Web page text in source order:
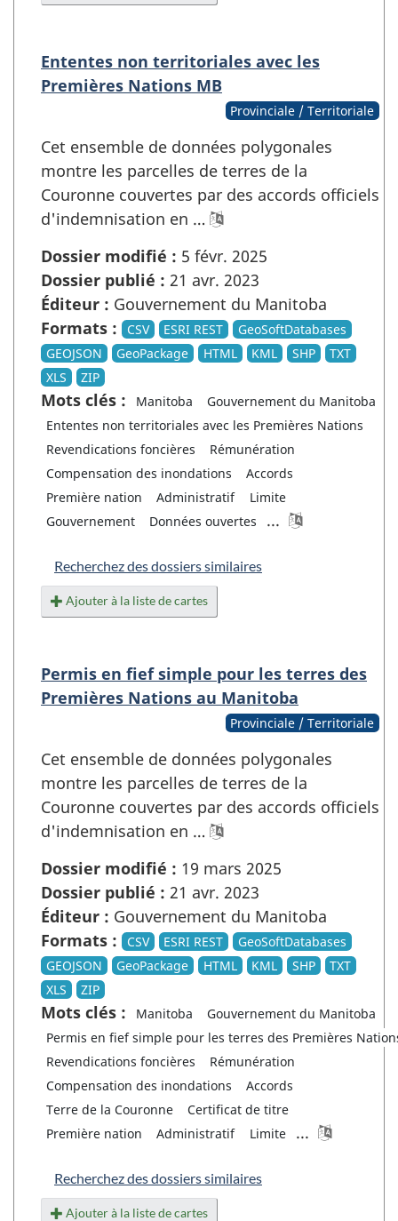
Ententes non territoriales avec les
Premières Nations MB
Provinciale / Territoriale
Cet ensemble de données polygonales
montre les parcelles de terres de la
Couronne couvertes par des accords officiels
d'indemnisation en …
Dossier modifié : 5 févr. 2025
Dossier publié : 21 avr. 2023
Éditeur : Gouvernement du Manitoba
Formats :
CSV ESRI REST
GeoSoftDatabases
GEOJSON
GeoPackage HTML KML SHP
TXT
XLS
ZIP
Mots clés : Manitoba
Gouvernement du Manitoba
Ententes non territoriales avec les Premières Nations
Revendications foncières
Rémunération
Compensation des inondations
Accords
Première nation
Administratif
Limite
Gouvernement
Données ouvertes ...
Recherchez des dossiers similaires
Ajouter à la liste de cartes
Permis en fief simple pour les terres des
Premières Nations au Manitoba
Provinciale / Territoriale
Cet ensemble de données polygonales
montre les parcelles de terres de la
Couronne couvertes par des accords officiels
d'indemnisation en …
Dossier modifié : 19 mars 2025
Dossier publié : 21 avr. 2023
Éditeur : Gouvernement du Manitoba
Formats :
CSV ESRI REST
GeoSoftDatabases
GEOJSON
GeoPackage HTML KML SHP
TXT
XLS
ZIP
Mots clés : Manitoba
Gouvernement du Manitoba
Permis en fief simple pour les terres des Premières
Revendications foncières
Rémunération
Compensation des inondations
Accords
Terre de la Couronne
Certificat de titre
Première nation
Administratif Limite ...
Recherchez des dossiers similaires
Ajouter à la liste de cartes